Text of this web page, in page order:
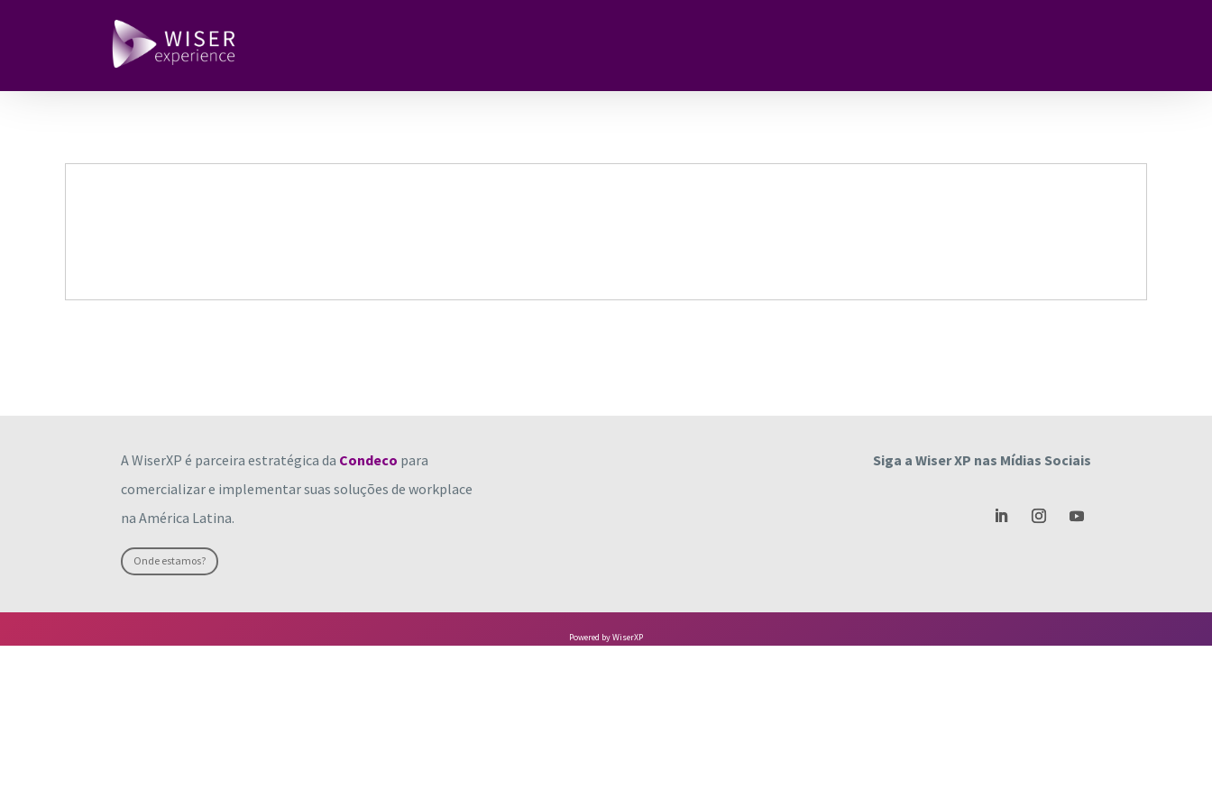
A WiserXP é parceira estratégica da Condeco para
comercializar e implementar suas soluções de workplace
na América Latina.
Onde estamos?
Siga a Wiser XP nas Mídias Sociais
Powered by WiserXP